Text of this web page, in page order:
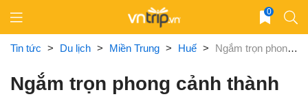
content
0
Tin tức > Du lịch > Miền Trung > Huế > Ngắm trọn phong cảnh thành phố Huế “nên thơ” trên Đồi Vọng Cảnh
Ngắm trọn phong cảnh thành